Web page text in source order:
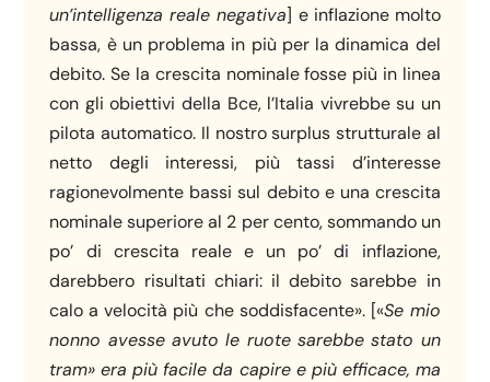
un’intelligenza reale negativa] e inflazione molto
bassa, è un problema in più per la dinamica del
debito. Se la crescita nominale fosse più in linea
con gli obiettivi della Bce, l’Italia vivrebbe su un
pilota automatico. Il nostro surplus strutturale al
netto degli interessi, più tassi d’interesse
ragionevolmente bassi sul debito e una crescita
nominale superiore al 2 per cento, sommando un
po’ di crescita reale e un po’ di inflazione,
darebbero risultati chiari: il debito sarebbe in
calo a velocità più che soddisfacente». [«Se mio
nonno avesse avuto le ruote sarebbe stato un
tram» era più facile da capire e piùefficace, ma